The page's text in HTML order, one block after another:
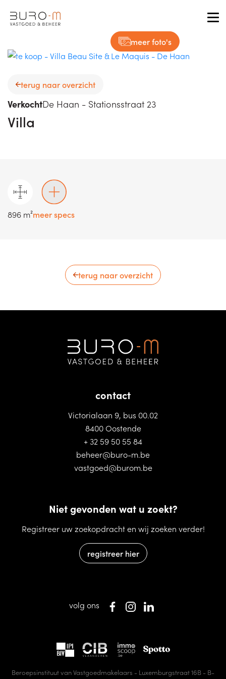
meer foto's
terug naar overzicht
VerkochtDe Haan - Stationsstraat 23
Villa
896 m²meer specs
terug naar overzicht
contact
Victorialaan 9, bus 00.02
8400 Oostende
+ 32 59 50 55 84
beheer@buro-m.be
vastgoed@burom.be
Niet gevonden wat u zoekt?
Registreer uw zoekopdracht en wij zoeken verder!
registreer hier
Beroepsinstituut van Vastgoedmakelaars - Luxemburgstraat 16B - B-
volg ons